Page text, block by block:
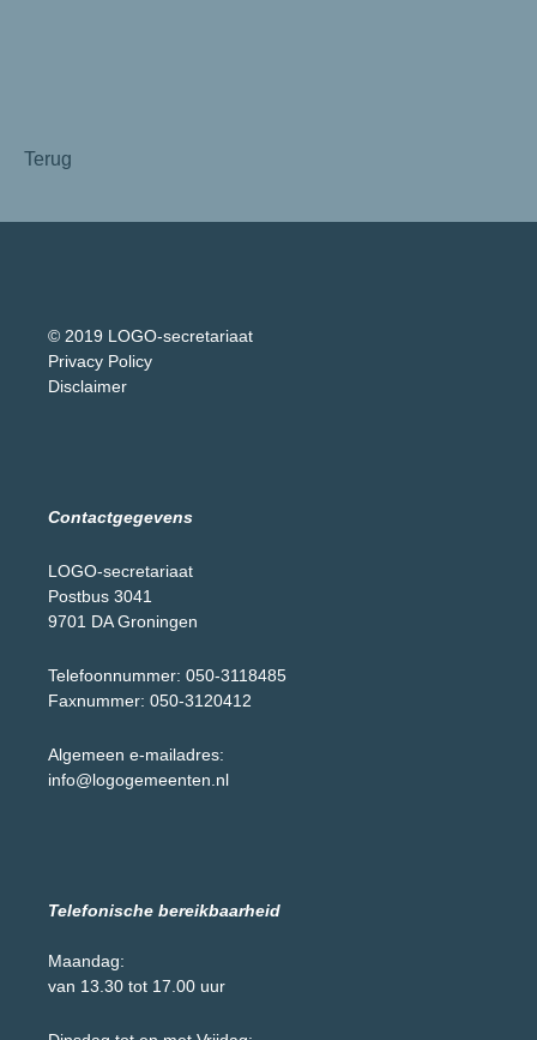
Terug
© 2019 LOGO-secretariaat
Privacy Policy
Disclaimer
Contactgegevens
LOGO-secretariaat
Postbus 3041
9701 DA Groningen
Telefoonnummer: 050-3118485
Faxnummer: 050-3120412
Algemeen e-mailadres:
info@logogemeenten.nl
Telefonische bereikbaarheid
Maandag:
van 13.30 tot 17.00 uur